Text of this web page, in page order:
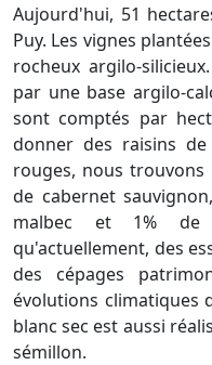
Aujourd'hui, 51
Puy. Les vignes
rocheux argilo-
par une base argilo-
sont comptés par
donner des raisins
rouges, nous trouvons
de cabernet
malbec et 1% de
qu'actuellement, des
des cépages
évolutions climatiques
blanc sec est aussi
sémillon.